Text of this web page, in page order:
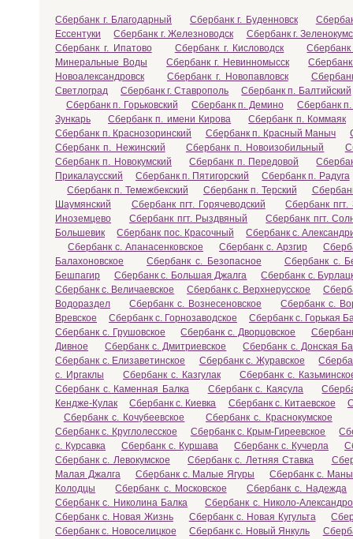
Сбербанк г. Благодарный Сбербанк г. Буденновск
Ессентуки
Сбербанк г. Железноводск
Сбербанк г.
Сбербанк г. Ипатово
Сбербанк г. Кисловодск
Минеральные Воды
Сбербанк г. Невинномысск
Новоалександровск
Сбербанк г. Новопавловск
Светлоград
Сбербанк г. Ставрополь
Сбербанк п. Балтийский
Сбербанк п. Горьковский
Сбербанк п. Демино
Сбербанк
Зункарь
Сбербанк п. имени Кирова
Сбербанк п. Коммаяк
Сбербанк п. Краснозоринский
Сбербанк п. Красный Маныч
Сбербанк п. Нежинский
Сбербанк п. Новоизобильный
Сбербанк п. Новокумский
Сбербанк п. Передовой
Прикалаусский
Сбербанк п. Пятигорский
Сбербанк п. Радуга
Сбербанк п. Темежбекский
Сбербанк п. Терский
Шаумянский
Сбербанк пгт. Горячеводский
Сбербанк
Иноземцево
Сбербанк пгт. Рыздвяный
Сбербанк пгт.
Большевик
Сбербанк пос. Красочный
Сбербанк с.
Сбербанк с. Апанасенковское
Сбербанк с. Арзгир
Балахоновское
Сбербанк с. Безопасное
Сбербанк с.
Бешпагир
Сбербанк с. Большая Джалга
Сбербанк с.
Сбербанк с. Величаевское
Сбербанк с. Верхнерусское
Водораздел
Сбербанк с. Вознесеновское
Сбербанк с.
Вревское
Сбербанк с. Горнозаводское
Сбербанк с. Горькая
Сбербанк с. Грушовское
Сбербанк с. Дворцовское
Дивное
Сбербанк с. Дмитриевское
Сбербанк с. Донская
Сбербанк с. Елизаветинское
Сбербанк с. Журавское
с. Иргаклы
Сбербанк с. Казгулак
Сбербанк с.
Сбербанк с. Каменная Балка
Сбербанк с. Каясула
Кендже-Кулак
Сбербанк с. Киевка Сбербанк с. Китаевское
Сбербанк с. Кочубеевское
Сбербанк с. Краснокумское
Сбербанк с. Круглолесское
Сбербанк с. Крым-Гиреевское
с. Курсавка
Сбербанк с. Куршава Сбербанк с. Кучерла
Сбербанк с. Левокумское
Сбербанк с. Летняя Ставка
Малая Джалга
Сбербанк с. Малые Ягуры
Сбербанк с.
Колодцы
Сбербанк с. Московское
Сбербанк с. Надежда
Сбербанк с. Николина Балка
Сбербанк с. Николо-
Сбербанк с. Новая Жизнь
Сбербанк с. Новая Кугульта
Сбербанк с. Новоселицкое
Сбербанк с. Новый Янкуль